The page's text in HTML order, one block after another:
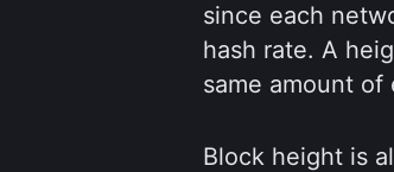
since each
hash rate. A
same amount of
Block height is